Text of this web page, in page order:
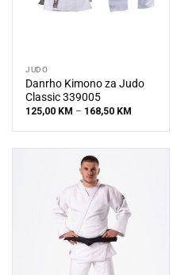
JUDO
Danrho Kimono za Judo
Classic 339005
125,00 KM – 168,50 KM
125,00 KM
168,50 KM